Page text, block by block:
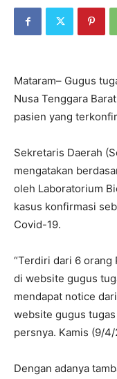
Mataram– Gugus
Nusa Tenggara
pasien yang
Sekretaris Daerah
mengatakan
oleh Laboratorium
kasus konfirmasi
Covid-19.
“Terdiri dari 6 orang
di website gugus
mendapat notice
website gugus
persnya. Kamis (9/
Dengan adanya